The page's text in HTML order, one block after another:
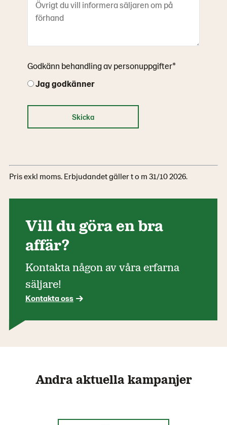
Godkänn behandling av personuppgifter*
Jag godkänner
Skicka
Pris exkl moms. Erbjudandet gäller t o m 31/10 2026.
Vill du göra en bra
affär?
Kontakta någon av våra erfarna
säljare!
Kontakta oss
Andra aktuella kampanjer